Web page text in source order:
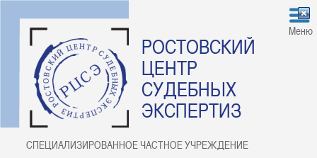
РОСТОВСКИЙ
ЦЕНТР
СУДЕБНЫХ
ЭКСПЕРТИЗ
СПЕЦИАЛИЗИРОВАННОЕ ЧАСТНОЕ УЧРЕЖДЕНИЕ
Меню